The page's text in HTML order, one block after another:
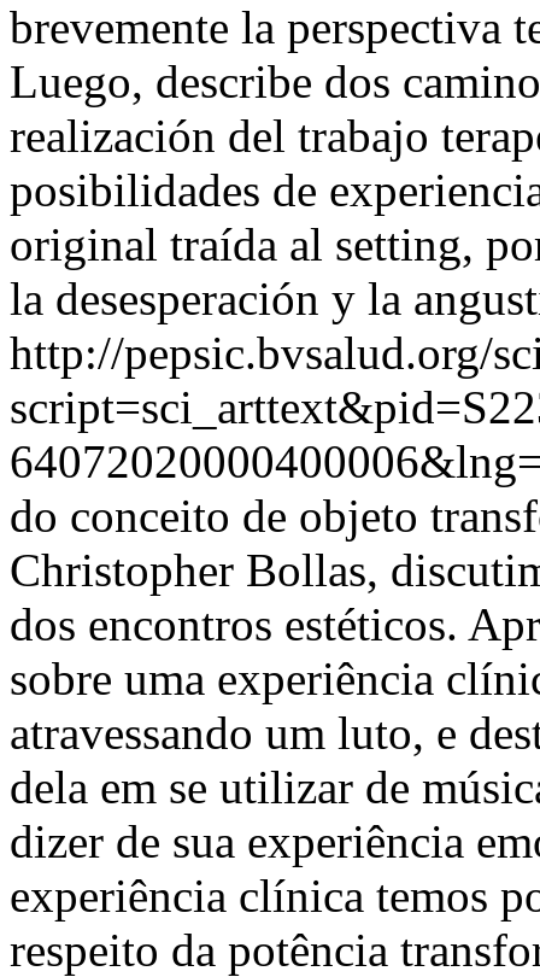
brevemente la perspectiva
Luego, describe dos
realización del trabajo
posibilidades de
original traída al setting,
la desesperación y la
http://pepsic.bvsalud.org/
do conceito de objeto
Christopher Bollas,
dos encontros estéticos.
sobre uma experiência
atravessando um luto, e
dela em se utilizar de
dizer de sua experiência
experiência clínica temos
respeito da potência